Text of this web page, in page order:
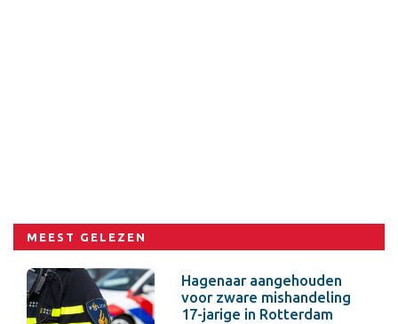
MEEST GELEZEN
Hagenaar aangehouden
voor zware mishandeling
17-jarige in Rotterdam